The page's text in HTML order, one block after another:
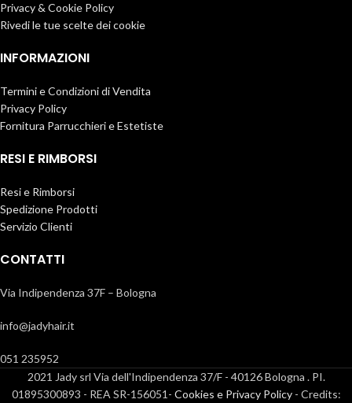
Privacy & Cookie Policy
Rivedi le tue scelte dei cookie
INFORMAZIONI
Termini e Condizioni di Vendita
Privacy Policy
Fornitura Parrucchieri e Estetiste
RESI E RIMBORSI
Resi e Rimborsi
Spedizione Prodotti
Servizio Clienti
CONTATTI
Via Indipendenza 37F – Bologna
info@jadyhair.it
051 235952
2021 Jady srl Via dell'Indipendenza 37/F - 40126 Bologna . PI.
01895300893 - REA SR-156051- Cookies e Privacy Policy- Credits: